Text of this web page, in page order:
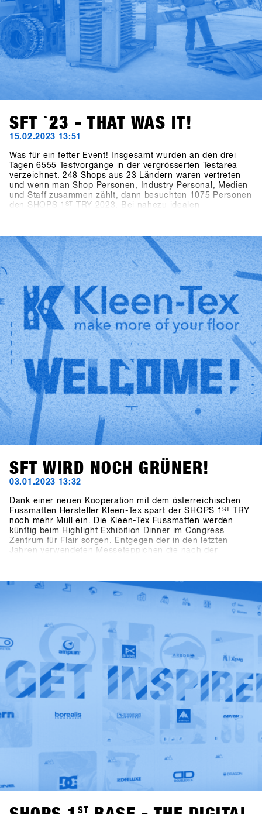
SFT `23 - THAT WAS IT!
15.02.2023 13:51
Was für ein fetter Event! Insgesamt wurden an den drei
Tagen 6555 Testvorgänge in der vergrösserten Testarea
verzeichnet. 248 Shops aus 23 Ländern waren vertreten
und wenn man Shop Personen, Industry Personal, Medien
und Staff zusammen zählt, dann besuchten 1075 Personen
den SHOPS 1 ST
TRY 2023. Bei nahezu idealen
herrschte ausgelassene Stimmung unter allen
Teilnehmern. Nach zwei Jahren Zwangspause konnte der
weltweit grösste Snowboarding b2b Event wieder
stattfinden und dementsprechend gross war die
Wiedersehensfreude unter allen Teilnehmern. Diese
Energie ist es, was den Event so speziell macht und uns
die Kraft gibt jedes Jahr wieder einen drauf zu setzen und
zu versuchen den SHOPS 1st TRY noch ein bisschen
besser zu machen! Wir freuen uns auf euch in 2024 -
SAVE the DATE: 21.-23. Januar 2024
SFT WIRD NOCH GRÜNER!
03.01.2023 13:32
Dank einer neuen Kooperation mit dem österreichischen
Fussmatten Hersteller Kleen-Tex spart der SHOPS 1ST
TRY
noch mehr Müll ein. Die Kleen-Tex Fussmatten werden
künftig beim Highlight Exhibition Dinner im Congress
Zentrum für Flair sorgen. Entgegen der in den letzten
Jahren verwendeten Messeteppichen die nach der
werden. Somit ist der SHOPS 1
TRY, der dank mehrfach
verwendbaren Messestände, Green Caterings,
funktionierenden Mülltrennsystem und der eigenen
„Becher-Waschanlage“ im Aussenbereich ohnehin schon
die Richtlinien für das österreichische „Green Meeting“
Zertifikat erfüllt einer der umweltfreundlichsten Messen der
Sportartikel Branche.
ST